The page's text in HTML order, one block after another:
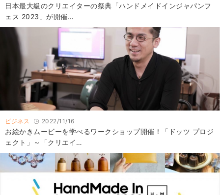
日本最大級のクリエイターの祭典「ハンドメイドインジャパンフ
ェス 2023」が開催…
ビジネス 2022/11/16
お絵かきムービーを学べるワークショップ開催！「ドッツ プロジ
ェクト」～「クリエイ…